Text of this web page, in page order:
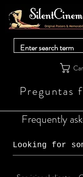
Preguntas
Frequently